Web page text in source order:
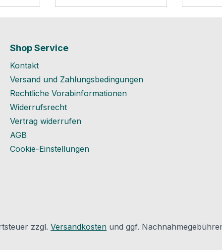
Asphalt-, Bitumen- oder
Verarbeitungstemperatur
unter 0º C. Bei
Temperaturen unter
Luftfeuchten ab ca. 80%
kann es in erhöhtem
Tauwasser auf den zu
frostfrei. Gelierung bei
DIN
h : 90°
des
des
Shop Service
Kontakt
Versand und Zahlungsbedingungen
Rechtliche Vorabinformationen
Widerrufsrecht
Vertrag widerrufen
AGB
Cookie-Einstellungen
zzgl. Versandkosten und ggf.